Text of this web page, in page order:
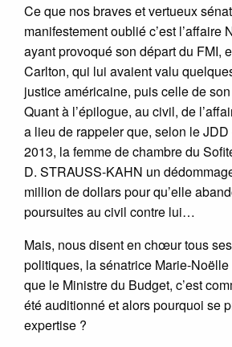
Ce que nos braves et vertueux
manifestement oublié c’est l’affaire
ayant provoqué son départ du FMI,
Carlton, qui lui avaient valu
justice américaine, puis celle de
Quant à l’épilogue, au civil, de
a lieu de rappeler que, selon le
2013, la femme de chambre du
D. STRAUSS-KAHN un
million de dollars pour qu’elle
poursuites au civil contre lui…
Mais, nous disent en chœur tous
politiques, la sénatrice Marie-
que le Ministre du Budget, c’est
été auditionné et alors pourquoi se
expertise ?